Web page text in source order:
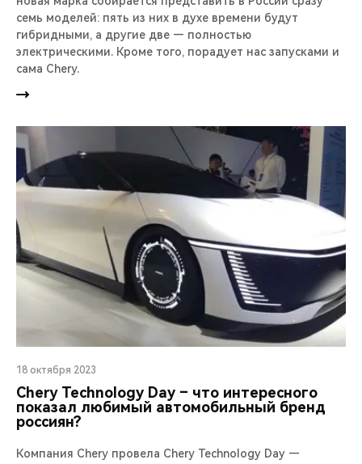
семь моделей: пять из них в духе времени будут
гибридными, а другие две — полностью
электрическими. Кроме того, порадует нас запусками и
сама Chery.
18 октября 2023
Chery Technology Day – что интересного
показал любимый автомобильный бренд
россиян?
Компания Chery провела Chery Technology Day —